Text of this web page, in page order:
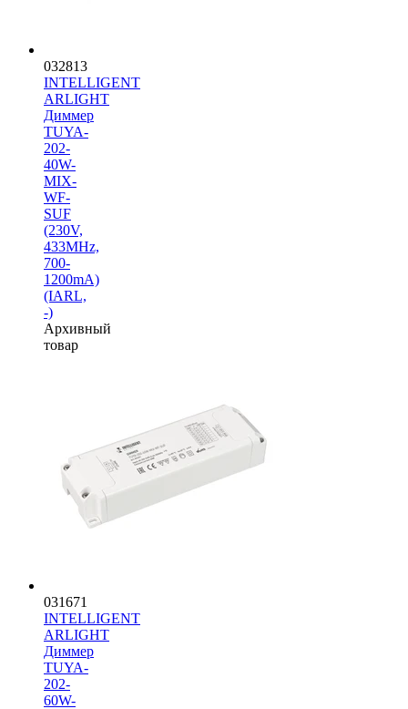
032813
INTELLIGENT
ARLIGHT
Диммер
TUYA-
202-
40W-
MIX-
WF-
SUF
(230V,
433MHz,
700-
1200mA)
(IARL,
-)
Архивный
товар
031671
INTELLIGENT
ARLIGHT
Диммер
TUYA-
202-
60W-